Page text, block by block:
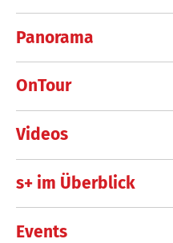
Panorama
OnTour
Videos
s+ im Überblick
Events